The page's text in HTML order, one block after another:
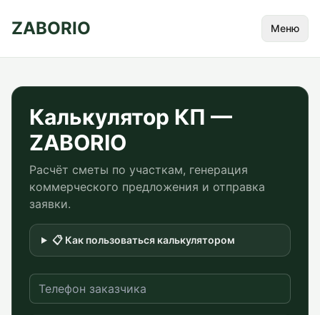
ZABORIO Меню
Калькулятор КП —
ZABORIO
Расчёт сметы по участкам, генерация
коммерческого предложения и отправка
заявки.
📋 Как пользоваться калькулятором